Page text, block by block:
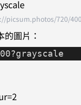
picsum.photos/720/
圖片：